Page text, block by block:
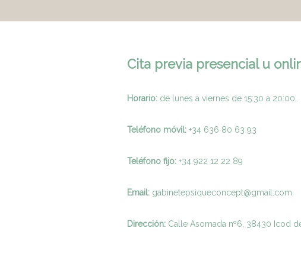
Cita previa presencial u
Horario:de lunes a viernes de 15:30 a 20:00.
Teléfono móvil: +34 636 80 63 93
Teléfono fijo:+34 922 12 22 89
Email: gabinetepsiqueconcept@gmail.com
Dirección:Calle Asomada nº6, 38430 Icod